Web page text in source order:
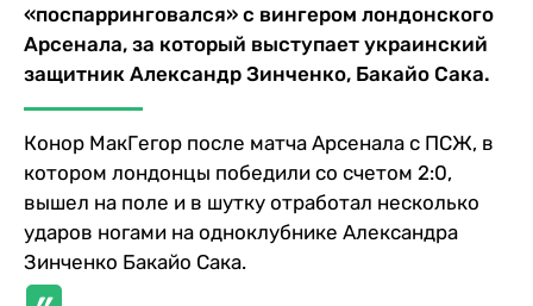
«поспарринговался» с вингером лондонского
Арсенала, за который выступает украинский
защитник Александр Зинченко, Бакайо Сака.
Конор МакГегор после матча Арсенала с ПСЖ, в
котором лондонцы победили со счетом 2:0,
вышел на поле и в шутку отработал несколько
ударов ногами на одноклубнике Александра
Зинченко Бакайо Сака.